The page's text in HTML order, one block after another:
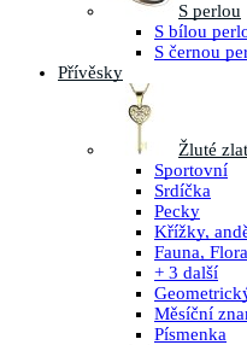
S perlou
S bílou
S černou
Přívěsky
Žluté
Sportovní
Srdíčka
Pecky
Křížky,
Fauna, Flora
+ 3 další
Měsíční
Písmenka